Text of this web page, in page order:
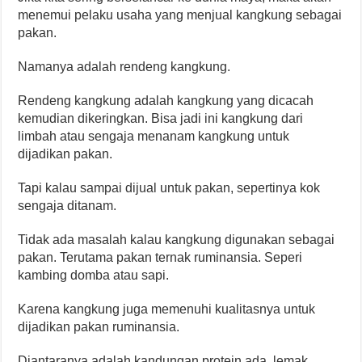
menemui pelaku usaha yang menjual kangkung sebagai
pakan.
Namanya adalah rendeng kangkung.
Rendeng kangkung adalah kangkung yang dicacah
kemudian dikeringkan. Bisa jadi ini kangkung dari
limbah atau sengaja menanam kangkung untuk
dijadikan pakan.
Tapi kalau sampai dijual untuk pakan, sepertinya kok
sengaja ditanam.
Tidak ada masalah kalau kangkung digunakan sebagai
pakan. Terutama pakan ternak ruminansia. Seperi
kambing domba atau sapi.
Karena kangkung juga memenuhi kualitasnya untuk
dijadikan pakan ruminansia.